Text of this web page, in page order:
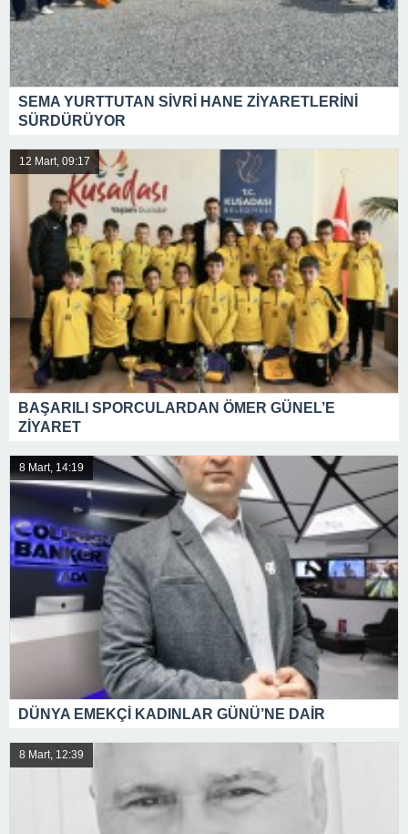
SEMA YURTTUTAN SİVRİ HANE ZİYARETLERİNİ
SÜRDÜRÜYOR
12 Mart, 09:17
BAŞARILI SPORCULARDAN ÖMER GÜNEL’E
ZİYARET
8 Mart, 14:19
DÜNYA EMEKÇİ KADINLAR GÜNÜ’NE DAİR
8 Mart, 12:39